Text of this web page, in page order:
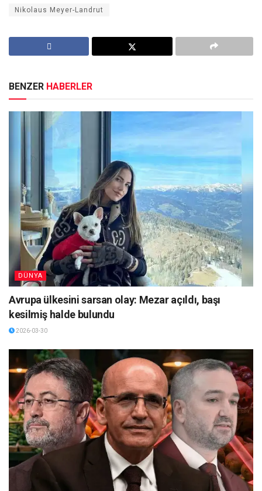
Nikolaus Meyer-Landrut
BENZER HABERLER
DÜNYA
Avrupa ülkesini sarsan olay: Mezar açıldı, başı
kesilmiş halde bulundu
2026-03-30